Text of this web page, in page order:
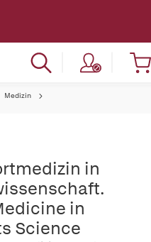
Medizin
in
in
Science